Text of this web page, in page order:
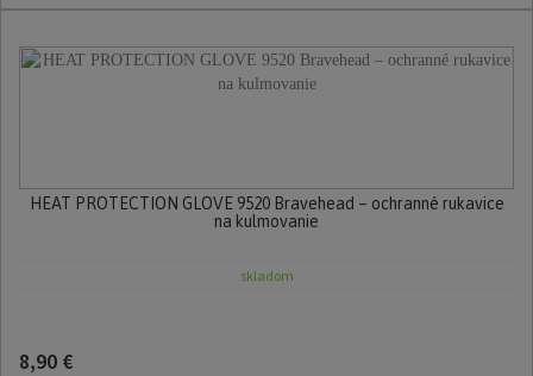
HEAT PROTECTION GLOVE 9520 Bravehead – ochranné rukavice
na kulmovanie
skladom
8,90 €